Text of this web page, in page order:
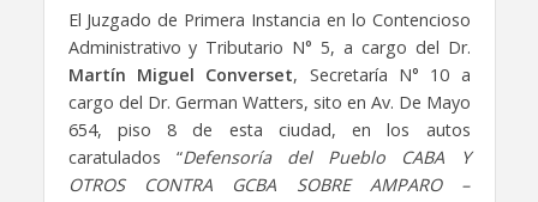
El Juzgado de Primera Instancia en lo Contencioso
Administrativo y Tributario N° 5, a cargo del Dr.
Martín Miguel Converset, Secretaría N° 10 a
cargo del Dr. German Watters, sito en Av. De Mayo
654, piso 8 de esta ciudad, en los autos
caratulados “Defensoría del Pueblo CABA Y
OTROS CONTRA GCBA SOBRE AMPARO –